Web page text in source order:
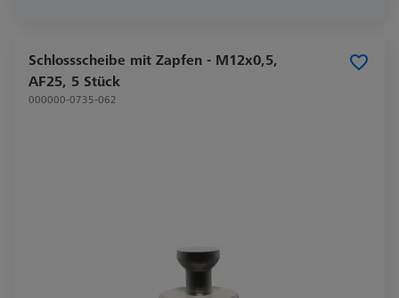
Schlossscheibe mit Zapfen - M12x0,5,
AF25, 5 Stück
000000-0735-062